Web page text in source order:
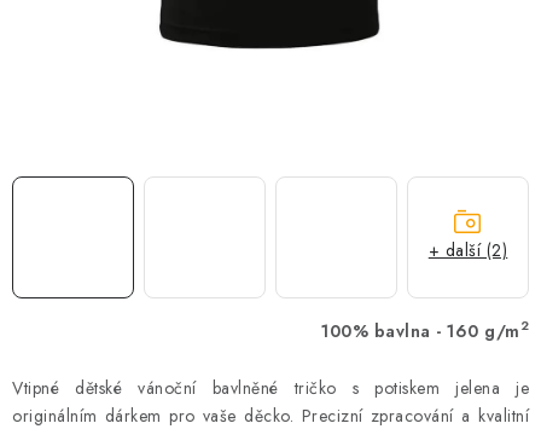
PROVIZNÍ SYSTÉM
100% bavlna - 160 g/m 2
Vtipné dětské vánoční bavlněné tričko s potiskem jelena je
originálním dárkem pro vaše děcko. Precizní zpracování a kvalitní
+ další (2)